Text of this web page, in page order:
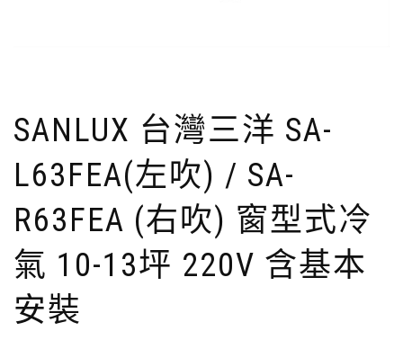
SANLUX 台灣三洋 SA-
L63FEA(左吹) / SA-
R63FEA (右吹) 窗型式冷
氣 10-13坪 220V 含基本
安裝